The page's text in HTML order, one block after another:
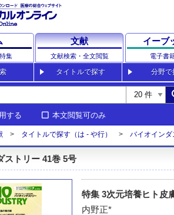
集
文献
文献検索・全文閲覧
イーブ
電子書
タイトルで探す 分野で
する 本文閲覧可のみ
タイトルで探す（は - や行） バイオインダ
ストリー 41巻 5号
特集 3次元培養ヒト皮
内野正*